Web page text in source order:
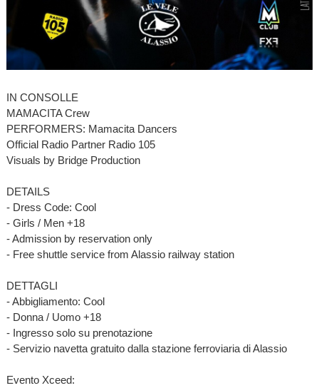
IN CONSOLLE
MAMACITA Crew
PERFORMERS: Mamacita Dancers
Official Radio Partner Radio 105
Visuals by Bridge Production
DETAILS
- Dress Code: Cool
- Girls / Men +18
- Admission by reservation only
- Free shuttle service from Alassio railway station
DETTAGLI
- Abbigliamento: Cool
- Donna / Uomo +18
- Ingresso solo su prenotazione
- Servizio navetta gratuito dalla stazione ferroviaria di Alassio
Evento Xceed: